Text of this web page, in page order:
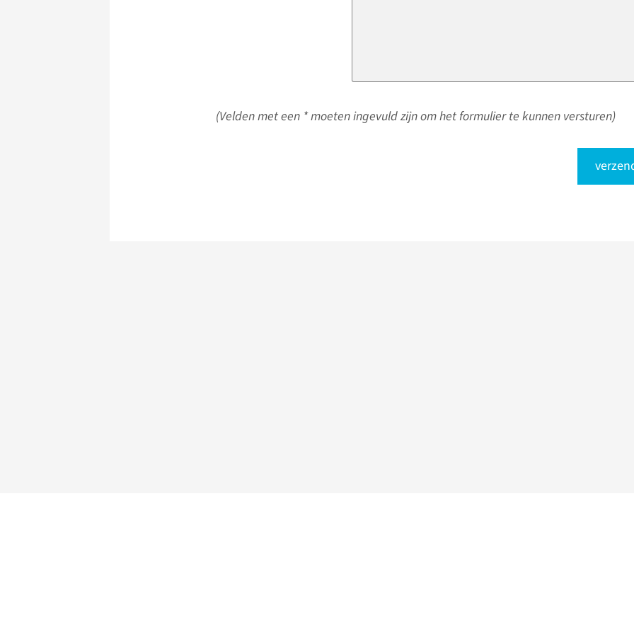
(Velden met een * moeten ingevuld zijn om het formulier te kunnen versturen)